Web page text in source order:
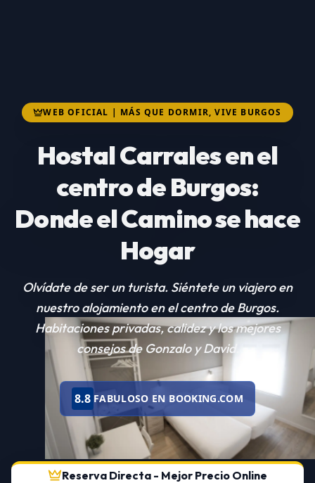
WEB OFICIAL | MÁS QUE DORMIR, VIVE BURGOS
Hostal Carrales en el
centro de Burgos:
Donde el Camino se hace
Hogar
Olvídate de ser un turista. Siéntete un viajero en
nuestro alojamiento en el centro de Burgos.
Habitaciones privadas, calidez y los mejores
consejos de Gonzalo y David.
8.8 FABULOSO EN BOOKING.COM
Reserva Directa - Mejor Precio Online